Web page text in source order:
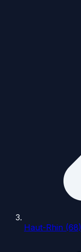
Haut-Rhin (68)